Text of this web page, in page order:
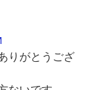
りがとうござ